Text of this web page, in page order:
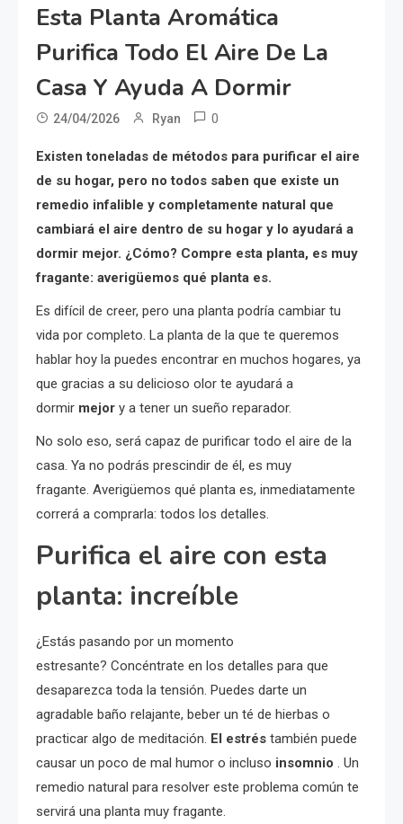
Esta Planta Aromática
Purifica Todo El Aire De La
Casa Y Ayuda A Dormir
24/04/2026 Ryan 0
Existen toneladas de métodos para purificar el aire
de su hogar, pero no todos saben que existe un
remedio infalible y completamente natural que
cambiará el aire dentro de su hogar y lo ayudará a
dormir mejor. ¿Cómo? Compre esta planta, es muy
fragante: averigüemos qué planta es.
Es difícil de creer, pero una planta podría cambiar tu
vida por completo. La planta de la que te queremos
hablar hoy la puedes encontrar en muchos hogares, ya
que gracias a su delicioso olor te ayudará a
dormir mejor y a tener un sueño reparador.
No solo eso, será capaz de purificar todo el aire de la
casa. Ya no podrás prescindir de él, es muy
fragante. Averigüemos qué planta es, inmediatamente
correrá a comprarla: todos los detalles.
Purifica el aire con esta
planta: increíble
¿Estás pasando por un momento
estresante? Concéntrate en los detalles para que
desaparezca toda la tensión. Puedes darte un
agradable baño relajante, beber un té de hierbas o
practicar algo de meditación. El estrés también puede
causar un poco de mal humor o incluso insomnio . Un
remedio natural para resolver este problema común te
servirá una planta muy fragante.